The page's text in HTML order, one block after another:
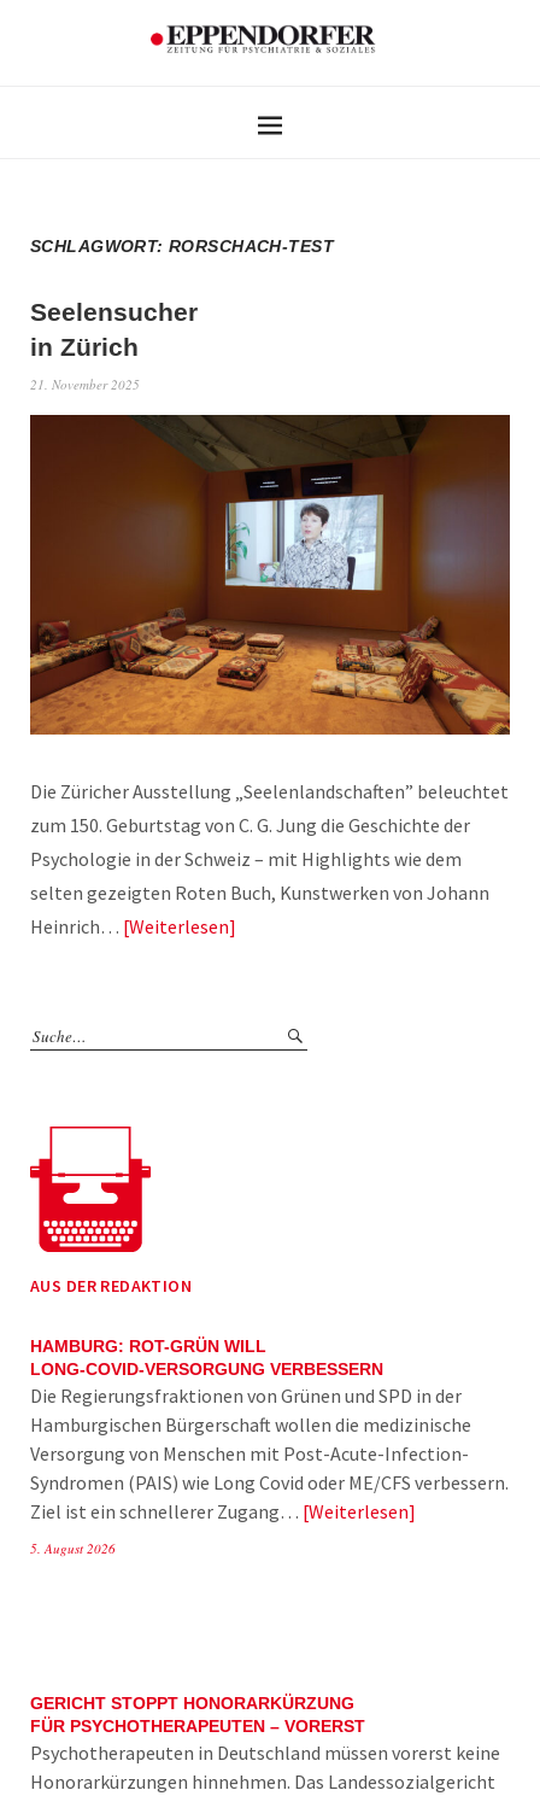
SCHLAGWORT:RORSCHACH-TEST
Seelensucher
in Zürich
21. November 2025
Die Züricher Ausstellung „Seelenlandschaften” beleuchtet
zum 150. Geburtstag von C. G. Jung die Geschichte der
Psychologie in der Schweiz – mit Highlights wie dem
selten gezeigten Roten Buch, Kunstwerken von Johann
Heinrich… Weiterlesen
AUS DER REDAKTION
HAMBURG: ROT-GRÜN WILL
LONG-COVID-VERSORGUNG VERBESSERN
Die Regierungsfraktionen von Grünen und SPD in der
Hamburgischen Bürgerschaft wollen die medizinische
Versorgung von Menschen mit Post-Acute-Infection-
Syndromen (PAIS) wie Long Covid oder ME/CFS verbessern.
Ziel ist ein schnellerer Zugang… Weiterlesen
5. August 2026
GERICHT STOPPT HONORARKÜRZUNG
FÜR PSYCHOTHERAPEUTEN – VORERST
Psychotherapeuten in Deutschland müssen vorerst keine
Honorarkürzungen hinnehmen. Das Landessozialgericht